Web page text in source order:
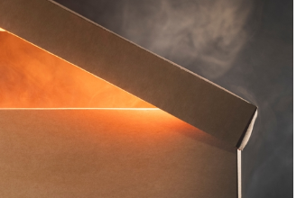
Ambalaj plastic pentru
flori 50/set roz